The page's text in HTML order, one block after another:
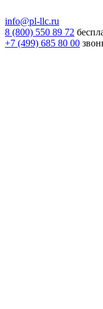
info@pl-llc.ru
8 (800) 550 89 72
+7 (499) 685 80 00